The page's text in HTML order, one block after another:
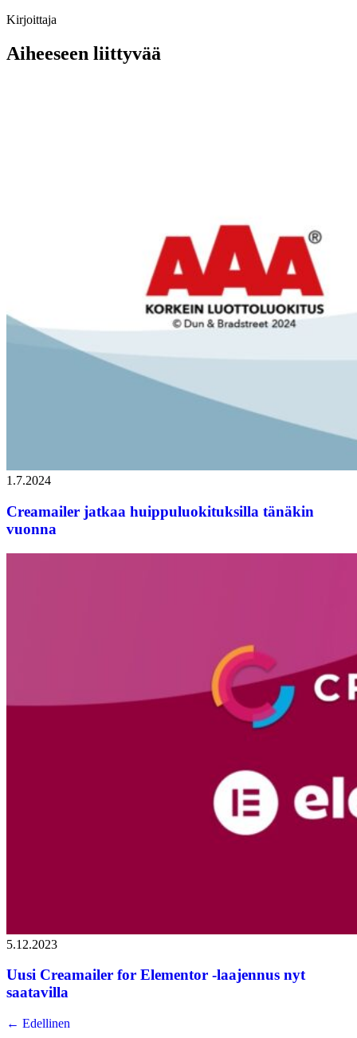
Kirjoittaja
Aiheeseen liittyvää
1.7.2024
Creamailer jatkaa huippuluokituksilla tänäkin
vuonna
5.12.2023
Uusi Creamailer for Elementor -laajennus nyt
saatavilla
← Edellinen